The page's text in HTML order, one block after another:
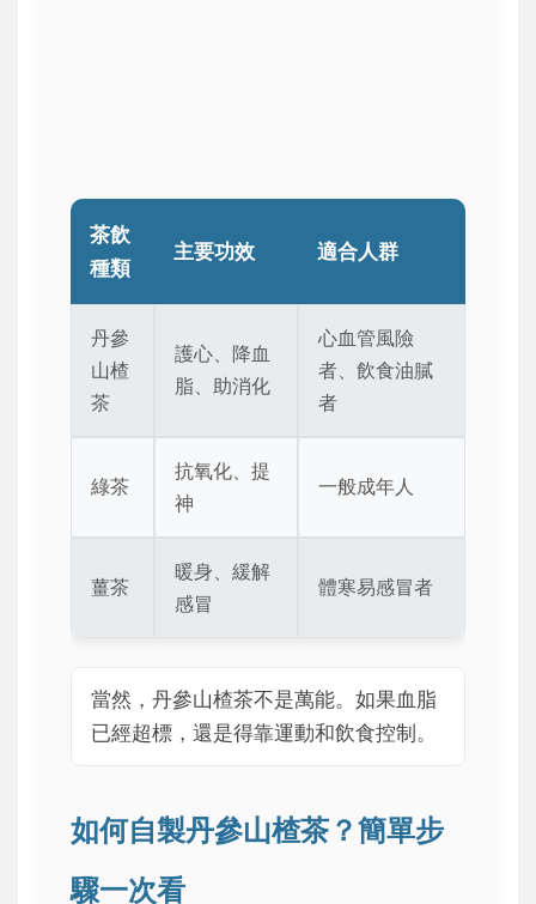
茶飲
種類
主要功效 適合人群
丹參
山楂
茶
護心、降血
脂、助消化
心血管風險
者、飲食油膩
者
綠茶
抗氧化、提
神
一般成年人
薑茶
暖身、緩解
感冒
體寒易感冒者
當然，丹參山楂茶不是萬能。如果血脂
已經超標，還是得靠運動和飲食控制。
如何自製丹參山楂茶？簡單步
驟一次看